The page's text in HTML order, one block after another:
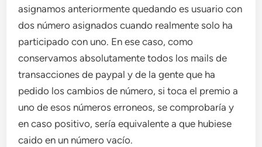
asignamos anteriormente quedando es usuario con
dos número asignados cuando realmente solo ha
participado con uno. En ese caso, como
conservamos absolutamente todos los mails de
transacciones de paypal y de la gente que ha
pedido los cambios de número, si toca el premio a
uno de esos números erroneos, se comprobaría y
en caso positivo, sería equivalente a que hubiese
caido en un número vacío.